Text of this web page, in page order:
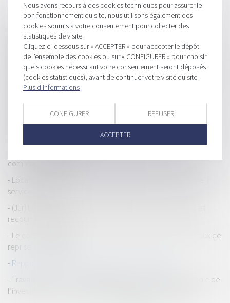
HISTORIQUE
Boom des créations d'entreprises en 2017
Copropriété : quelle majorité pour remplacer la moquette par
du carrelage ? | SOS conso
Une société sous sauvegarde peut contester ses dettes sans
commande publique
Location : le bailleur ne peut pas se faire justice lui-même |
service-public.fr
(Jur) Liquidation judiciaire : dessaisissement du débiteur et
recours | Lextenso.fr
Le constructeur peut-il être condamné au-delà des travaux de
reprise ? - BATIRAMA
Rappel : La cessation des paiements - Infogreffe
Travaux publics : les collectivités locales sur la (bonne) voie de
l’investissement - Collectivités territoriales - Le Moniteur
Nous avons recours à des cookies techniques pour assurer le
bon fonctionnement du site, nous utilisons également des
cookies soumis à votre consentement pour collecter des
statistiques de visite.
Cliquez ci-dessous sur « ACCEPTER » pour accepter le dépôt
de l'ensemble des cookies ou sur « CONFIGURER » pour choisir
quels cookies nécessitant votre consentement seront déposés
(cookies statistiques), avant de continuer votre visite du site.
Plus d'informations
CONFIGURER REFUSER
ACCEPTER